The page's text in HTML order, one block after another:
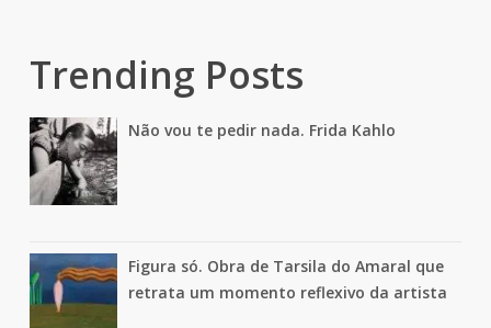
Trending Posts
Não vou te pedir nada. Frida Kahlo
Figura só. Obra de Tarsila do Amaral que
retrata um momento reflexivo da artista